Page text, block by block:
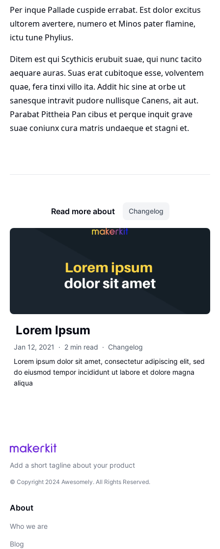
Per inque Pallade cuspide errabat. Est dolor excitus
ultorem avertere, numero et Minos pater flamine,
ictu tune Phylius.
Ditem est qui Scythicis erubuit suae, qui nunc tacito
aequare auras. Suas erat cubitoque esse, volventem
quae, fera tinxi villo ita. Addit hic sine at orbe ut
sanesque intravit pudore nullisque Canens, ait aut.
Parabat Pittheia Pan cibus et perque inquit grave
suae coniunx cura matris undaeque et stagni et.
Read more about Changelog
Lorem Ipsum
Jan 12, 2021 · 2 min read · Changelog
Lorem ipsum dolor sit amet, consectetur adipiscing elit, sed
do eiusmod tempor incididunt ut labore et dolore magna
aliqua
Add a short tagline about your product
© Copyright 2024 Awesomely. All Rights Reserved.
About
Who we are
Blog